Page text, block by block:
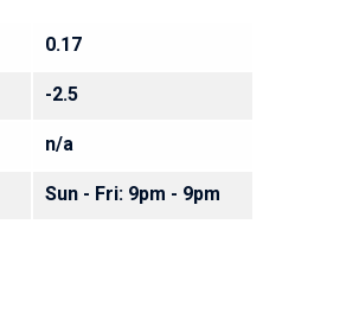
0.17
-2.5
n/a
Sun - Fri: 9pm - 9pm